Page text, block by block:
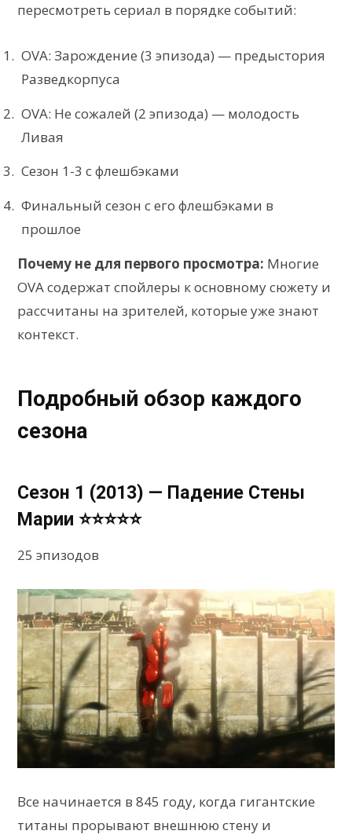
пересмотреть сериал в порядке событий:
OVA: Зарождение (3 эпизода) — предыстория
Разведкорпуса
OVA: Не сожалей (2 эпизода) — молодость
Ливая
Сезон 1-3 с флешбэками
Финальный сезон с его флешбэками в
прошлое
Почему не для первого просмотра: Многие
OVA содержат спойлеры к основному сюжету и
рассчитаны на зрителей, которые уже знают
контекст.
Подробный обзор каждого
сезона
Сезон 1 (2013) — Падение Стены
Марии ⭐⭐⭐⭐⭐
25 эпизодов
Все начинается в 845 году, когда гигантские
титаны прорывают внешнюю стену и